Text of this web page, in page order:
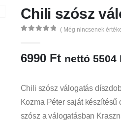
Chili szósz
( Még nincsenek
6990 Ft nettó 5504
Chili szósz válogatás
Kozma Péter saját készítésű
szósz a válogatásban